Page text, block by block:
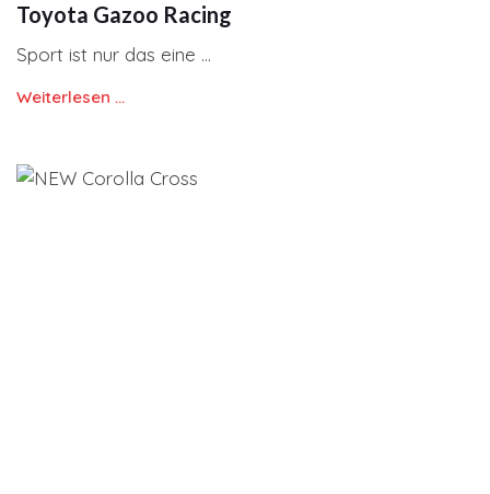
Toyota Gazoo Racing
Sport ist nur das eine ...
Weiterlesen …